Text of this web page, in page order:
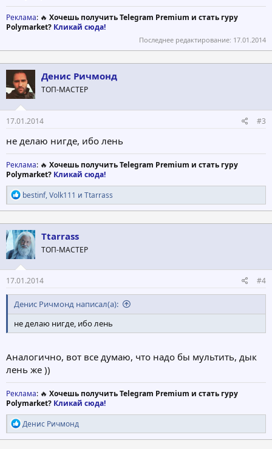
Реклама: 🔥 Хочешь получить Telegram Premium и стать гуру
Polymarket? Кликай сюда!
Последнее редактирование: 17.01.2014
Денис Ричмонд
ТОП-МАСТЕР
17.01.2014 #3
не делаю нигде, ибо лень
Реклама: 🔥 Хочешь получить Telegram Premium и стать гуру
Polymarket? Кликай сюда!
Р
е
а
к
ц
и
и
:
bestinf,Volk111 и Ttarrass
Ttarrass
ТОП-МАСТЕР
17.01.2014 #4
Денис Ричмонд написал(а):
не делаю нигде, ибо лень
Аналогично, вот все думаю, что надо бы мультить, дык
лень же ))
Реклама: 🔥 Хочешь получить Telegram Premium и стать гуру
Polymarket? Кликай сюда!
Р
е
а
Денис Ричмонд